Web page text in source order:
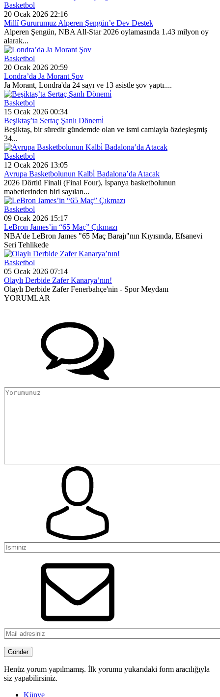
Basketbol
20 Ocak 2026 22:16
Millî Gururumuz Alperen Şengün’e Dev Destek
Alperen Şengün, NBA All-Star 2026 oylamasında 1.43 milyon oy
alarak...
Basketbol
20 Ocak 2026 20:59
Londra’da Ja Morant Şov
Ja Morant, Londra'da 24 sayı ve 13 asistle şov yaptı....
Basketbol
15 Ocak 2026 00:34
Beşiktaş’ta Sertaç Şanlı Dönemi̇
Beşiktaş, bir süredir gündemde olan ve ismi camiayla özdeşleşmiş
34...
Basketbol
12 Ocak 2026 13:05
Avrupa Basketbolunun Kalbi̇ Badalona’da Atacak
2026 Dörtlü Finali (Final Four), İspanya basketbolunun
mabetlerinden biri sayılan...
Basketbol
09 Ocak 2026 15:17
LeBron James’in “65 Maç” Çıkmazı
NBA’de LeBron James "65 Maç Barajı"nın Kıyısında, Efsanevi
Seri Tehlikede
Basketbol
05 Ocak 2026 07:14
Olaylı Derbide Zafer Kanarya’nın!
Olaylı Derbide Zafer Fenerbahçe'nin - Spor Meydanı
YORUMLAR
Henüz yorum yapılmamış. İlk yorumu yukarıdaki form aracılığıyla
siz yapabilirsiniz.
Künye